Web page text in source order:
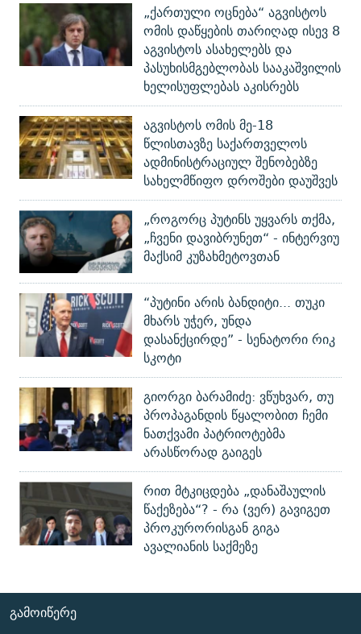
„ქართული ოცნება“ აგვისტოს
ომის დაწყების თარიღად ისევ 8
აგვისტოს ასახელებს და
პასუხისმგებლობას სააკაშვილის
ხელისუფლებას აკისრებს
აგვისტოს ომის მე-18
წლისთავზე საქართველოს
ადმინისტრაციულ შენობებზე
სახელმწიფო დროშები დაუშვეს
„როგორც პუტინს უყვარს თქმა,
„ჩვენი დავიბრუნეთ“ - ინტერვიუ
მაქსიმ კუზახმეტოვთან
“პუტინი არის ბანდიტი... თუკი
მხარს უჭერ, უნდა
დასანქცირდე” - სენატორი რიკ
სკოტი
გიორგი ბარამიძე: ვწუხვარ, თუ
პროპაგანდის წყალობით ჩემი
ნათქვამი პატრიოტებმა
არასწორად გაიგეს
რით მტკიცდება „დანაშაულის
წაქეზება“? - რა (ვერ) გავიგეთ
პროკურორისგან გიგა
ავალიანის საქმეზე
ᲒᲐᲛᲝᲘᲬᲔᲠᲔ